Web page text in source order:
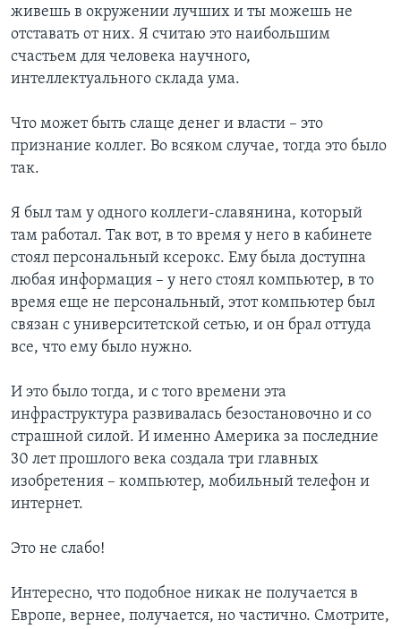
живешь в окружении лучших и ты можешь не
отставать от них. Я считаю это наибольшим
счастьем для человека научного,
интеллектуального склада ума.
Что может быть слаще денег и власти – это
признание коллег. Во всяком случае, тогда это было
так.
Я был там у одного коллеги-славянина, который
там работал. Так вот, в то время у него в кабинете
стоял персональный ксерокс. Ему была доступна
любая информация – у него стоял компьютер, в то
время еще не персональный, этот компьютер был
связан с университетской сетью, и он брал оттуда
все, что ему было нужно.
И это было тогда, и с того времени эта
инфраструктура развивалась безостановочно и со
страшной силой. И именно Америка за последние
30 лет прошлого века создала три главных
изобретения – компьютер, мобильный телефон и
интернет.
Это не слабо!
Интересно, что подобное никак не получается в
Европе, вернее, получается, но частично. Смотрите,